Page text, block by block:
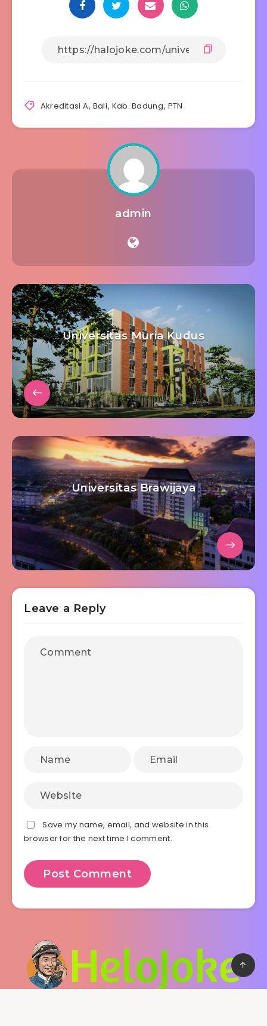
Akreditasi A, Bali, Kab. Badung, PTN
admin
Universitas Muria Kudus
Universitas Brawijaya
Leave a Reply
Save my name, email, and website in this
browser for the next time I comment.